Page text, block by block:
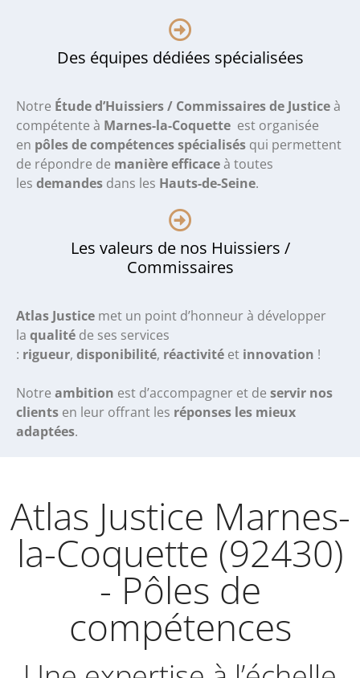
Des équipes dédiées spécialisées
Notre Étude d’Huissiers / Commissaires de Justiceà
compétente à Marnes-la-Coquette est organisée
en pôles de compétences spécialisés qui permettent
de répondre de manière efficaceà toutes
les demandes dans les Hauts-de-Seine.
Les valeurs de nos Huissiers /
Commissaires
Atlas Justice met un point d’honneur à développer
la qualité de ses services
: rigueur, disponibilité, réactivité et innovation !
Notre ambition est d’accompagner et de servir nos
clients en leur offrant les réponses les mieux
adaptées.
Atlas Justice Marnes-
la-Coquette (92430)
- Pôles de
compétences